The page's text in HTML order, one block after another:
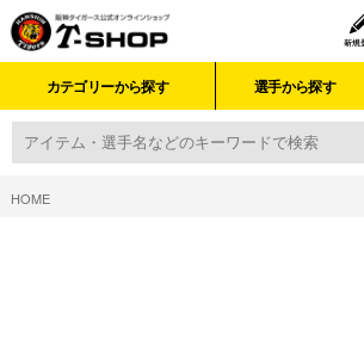
カテゴリーから探す 選手から探す
HOME